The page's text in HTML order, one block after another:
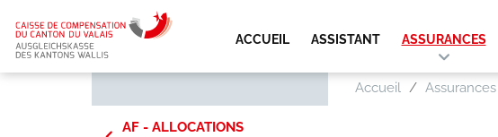
ACCUEIL ASSISTANT ASSURANCES
AF - ALLOCATIONS
Accueil Assurances